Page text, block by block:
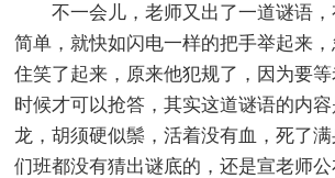
不一会儿，老师又出了一道谜语
简单，就快如闪电一样的把手举起来
住笑了起来，原来他犯规了，因为要
时候才可以抢答，其实这道谜语的内
龙，胡须硬似鬃，活着没有血，死了
们班都没有猜出谜底的，还是宣老师